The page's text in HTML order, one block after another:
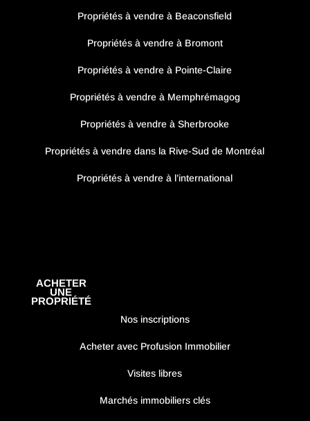
Propriétés à vendre à Beaconsfield
Propriétés à vendre à Bromont
Propriétés à vendre à Pointe-Claire
Propriétés à vendre à Memphrémagog
Propriétés à vendre à Sherbrooke
Propriétés à vendre dans la Rive-Sud de Montréal
Propriétés à vendre à l’international
ACHETER
UNE
PROPRIÉTÉ
Nos inscriptions
Acheter avec Profusion Immobilier
Visites libres
Marchés immobiliers clés